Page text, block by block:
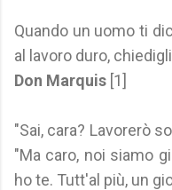
Quando un uomo ti
al lavoro duro,
Don Marquis [1]
"Sai, cara? Lavorerò
"Ma caro, noi siamo
ho te. Tutt'al più, un